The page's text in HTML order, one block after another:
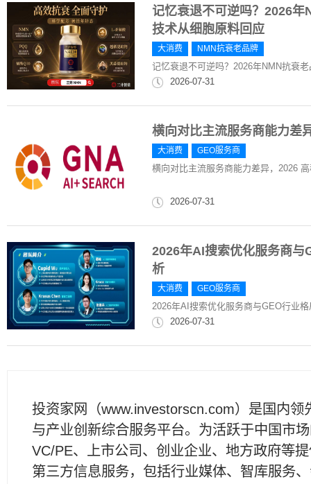
记忆衰退不可逆吗？2026年
技术从细胞原料回应
大消费 NMN抗衰老品牌
记忆衰退不可逆吗？2026年NMN抗衰
2026-07-31
横向对比主流服务商能力差
大消费 GEO服务商
横向对比主流服务商能力差异，2026
2026-07-31
2026年AI搜索优化服务商与
析
大消费 GEO服务商
2026年AI搜索优化服务商与GEO行业
2026-07-31
投资家网（www.investorscn.com）是国内领
与产业创新综合服务平台。为活跃于中国市
VC/PE、上市公司、创业企业、地方政府等
第三方信息服务，包括行业媒体、智库服务